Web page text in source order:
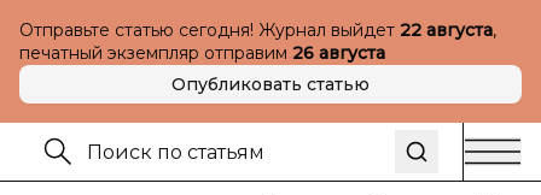
Отправьте статью сегодня! Журнал выйдет 22 августа,
печатный экземпляр отправим 26 августа
Опубликовать статью